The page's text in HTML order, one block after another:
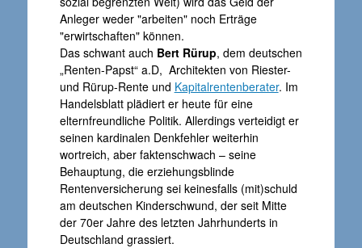
Anleger weder "arbeiten" noch Erträge
"erwirtschaften" können.
Das schwant auch Bert Rürup, dem deutschen
„Renten-Papst“ a.D, Architekten von Riester-
und Rürup-Rente und Kapitalrentenberater. Im
Handelsblatt plädiert er heute für eine
elternfreundliche Politik. Allerdings verteidigt er
seinen kardinalen Denkfehler weiterhin
wortreich, aber faktenschwach – seine
Behauptung, die erziehungsblinde
Rentenversicherung sei keinesfalls (mit)schuld
am deutschen Kinderschwund, der seit Mitte
der 70er Jahre des letzten Jahrhunderts in
Deutschland grassiert.